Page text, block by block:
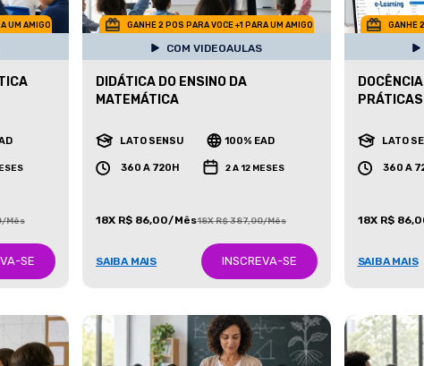
UM AMIGO
Mês
SE
GANHE 2 POS PARA VOCE +1 PARA UM AMIGO
COM VIDEOAULAS
DIDÁTICA DO ENSINO DA
MATEMÁTICA
LATO SENSU 100% EAD
360 A 720H 2 A 12 MESES
18X R$ 86,00/Mês18X R$ 387,00/Mês
SAIBA MAIS INSCREVA-SE
GANHE
LATO
360 A
18X R$
SAIBA MAIS